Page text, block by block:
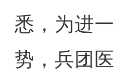
悉，为进
势，兵团